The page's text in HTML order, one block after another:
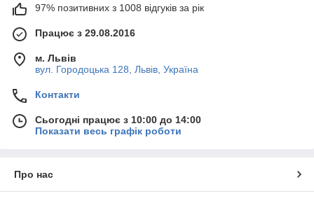
97% позитивних з 1008 відгуків за рік
Працює з 29.08.2016
м. Львів
вул. Городоцька 128, Львів, Україна
Контакти
Сьогодні працює з 10:00 до 14:00
Показати весь графік роботи
Про нас